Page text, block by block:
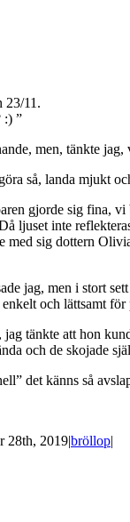
23/11.
:) ”
men, tänkte
så, landa mjukt
gjorde sig fina,
ljuset inte
med sig dottern
jag, men i stort
och lättsamt
tänkte att hon
och de skojade
det känns så
28th, 2019|bröllop|